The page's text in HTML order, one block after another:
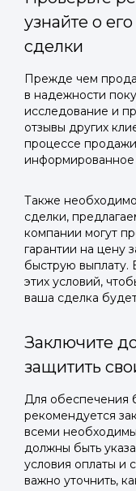
узнайте о
сделки
Прежде чем
в надежности
исследование и
отзывы других
процессе
Также необходимо
сделки,
компании могут
гарантии на цену
быструю выплату.
этих условий,
ваша сделка
Заключите
защитить
Для обеспечения
рекомендуется
всеми
должны быть
условия оплаты и
важно уточнить,